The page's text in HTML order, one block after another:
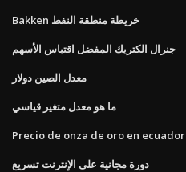
Bakken خريطة منطقة النفط
جنرال الكتريك المفضل اقتباس الأسهم
معدل الصين دولار
ما هو معدل متغير قياسي
Precio de onza de oro en ecuador
دورة مجانية على الإنترنت تسريع